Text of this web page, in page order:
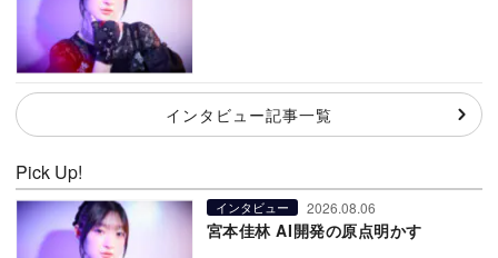
インタビュー記事一覧
Pick Up!
インタビュー 2026.08.06
宮本佳林 AI開発の原点明かす